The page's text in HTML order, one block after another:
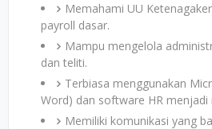
Memahami UU
payroll dasar.
Mampu mengelola
dan teliti.
Terbiasa menggunakan
Word) dan software HR menjadi
Memiliki komunikasi yang